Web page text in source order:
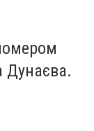
Дунаєва.